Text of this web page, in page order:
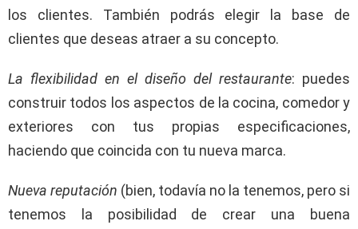
los clientes. También podrás elegir la base de
clientes que deseas atraer a su concepto.
La flexibilidad en el diseño del restaurante: puedes
construir todos los aspectos de la cocina, comedor y
exteriores con tus propias especificaciones,
haciendo que coincida con tu nueva marca.
Nueva reputación (bien, todavía no la tenemos, pero si
tenemos la posibilidad de crear una buena